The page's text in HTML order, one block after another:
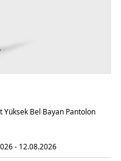
Yüksek Bel Bayan Pantolon
- 12.08.2026